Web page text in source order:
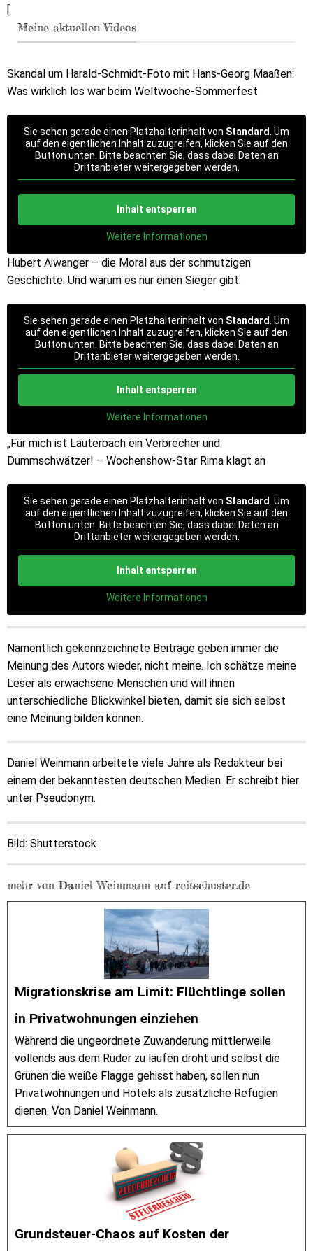
[
Meine aktuellen Videos
Skandal um Harald-Schmidt-Foto mit Hans-Georg Maaßen:
Was wirklich los war beim Weltwoche-Sommerfest
Sie sehen gerade einen Platzhalterinhalt von Standard . Um
auf den eigentlichen Inhalt zuzugreifen, klicken Sie auf den
Button unten. Bitte beachten Sie, dass dabei Daten an
Drittanbieter weitergegeben werden.
Inhalt entsperren
Weitere Informationen
Hubert Aiwanger – die Moral aus der schmutzigen
Geschichte: Und warum es nur einen Sieger gibt.
Sie sehen gerade einen Platzhalterinhalt von Standard . Um
auf den eigentlichen Inhalt zuzugreifen, klicken Sie auf den
Button unten. Bitte beachten Sie, dass dabei Daten an
Drittanbieter weitergegeben werden.
Inhalt entsperren
Weitere Informationen
„Für mich ist Lauterbach ein Verbrecher und
Dummschwätzer! – Wochenshow-Star Rima klagt an
Sie sehen gerade einen Platzhalterinhalt von Standard . Um
auf den eigentlichen Inhalt zuzugreifen, klicken Sie auf den
Button unten. Bitte beachten Sie, dass dabei Daten an
Drittanbieter weitergegeben werden.
Inhalt entsperren
Weitere Informationen
Namentlich gekennzeichnete Beiträge geben immer die
Meinung des Autors wieder, nicht meine. Ich schätze meine
Leser als erwachsene Menschen und will ihnen
unterschiedliche Blickwinkel bieten, damit sie sich selbst
eine Meinung bilden können.
Daniel Weinmann arbeitete viele Jahre als Redakteur bei
einem der bekanntesten deutschen Medien. Er schreibt hier
unter Pseudonym.
Bild: Shutterstock
mehr von Daniel Weinmann auf reitschuster.de
Migrationskrise am Limit: Flüchtlinge sollen
in Privatwohnungen einziehen
Während die ungeordnete Zuwanderung mittlerweile
vollends aus dem Ruder zu laufen droht und selbst die
Grünen die weiße Flagge gehisst haben, sollen nun
Privatwohnungen und Hotels als zusätzliche Refugien
dienen. Von Daniel Weinmann.
Grundsteuer-Chaos auf Kosten der